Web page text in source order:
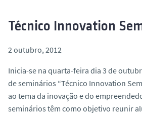
Técnico Innovation
2 outubro, 2012
Inicia-se na quarta-feira dia 3 de
de seminários “Técnico Innovation
ao tema da inovação e do
seminários têm como objetivo reunir